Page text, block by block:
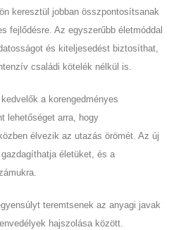
keresztül jobban összpontosítsanak
fejlődésre. Az egyszerűbb életmóddal
és kiteljesedést biztosíthat,
családi kötelék nélkül is.
a korengedményes
lehetőséget arra, hogy
élvezik az utazás örömét. Az új
életüket, és a
teremtsenek az anyagi javak
hajszolása között.